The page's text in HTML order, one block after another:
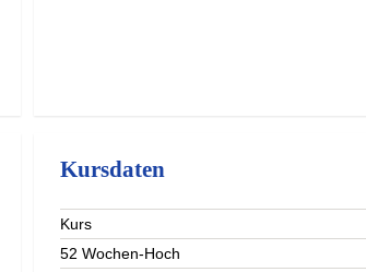
Kursdaten
Kurs
52 Wochen-Hoch